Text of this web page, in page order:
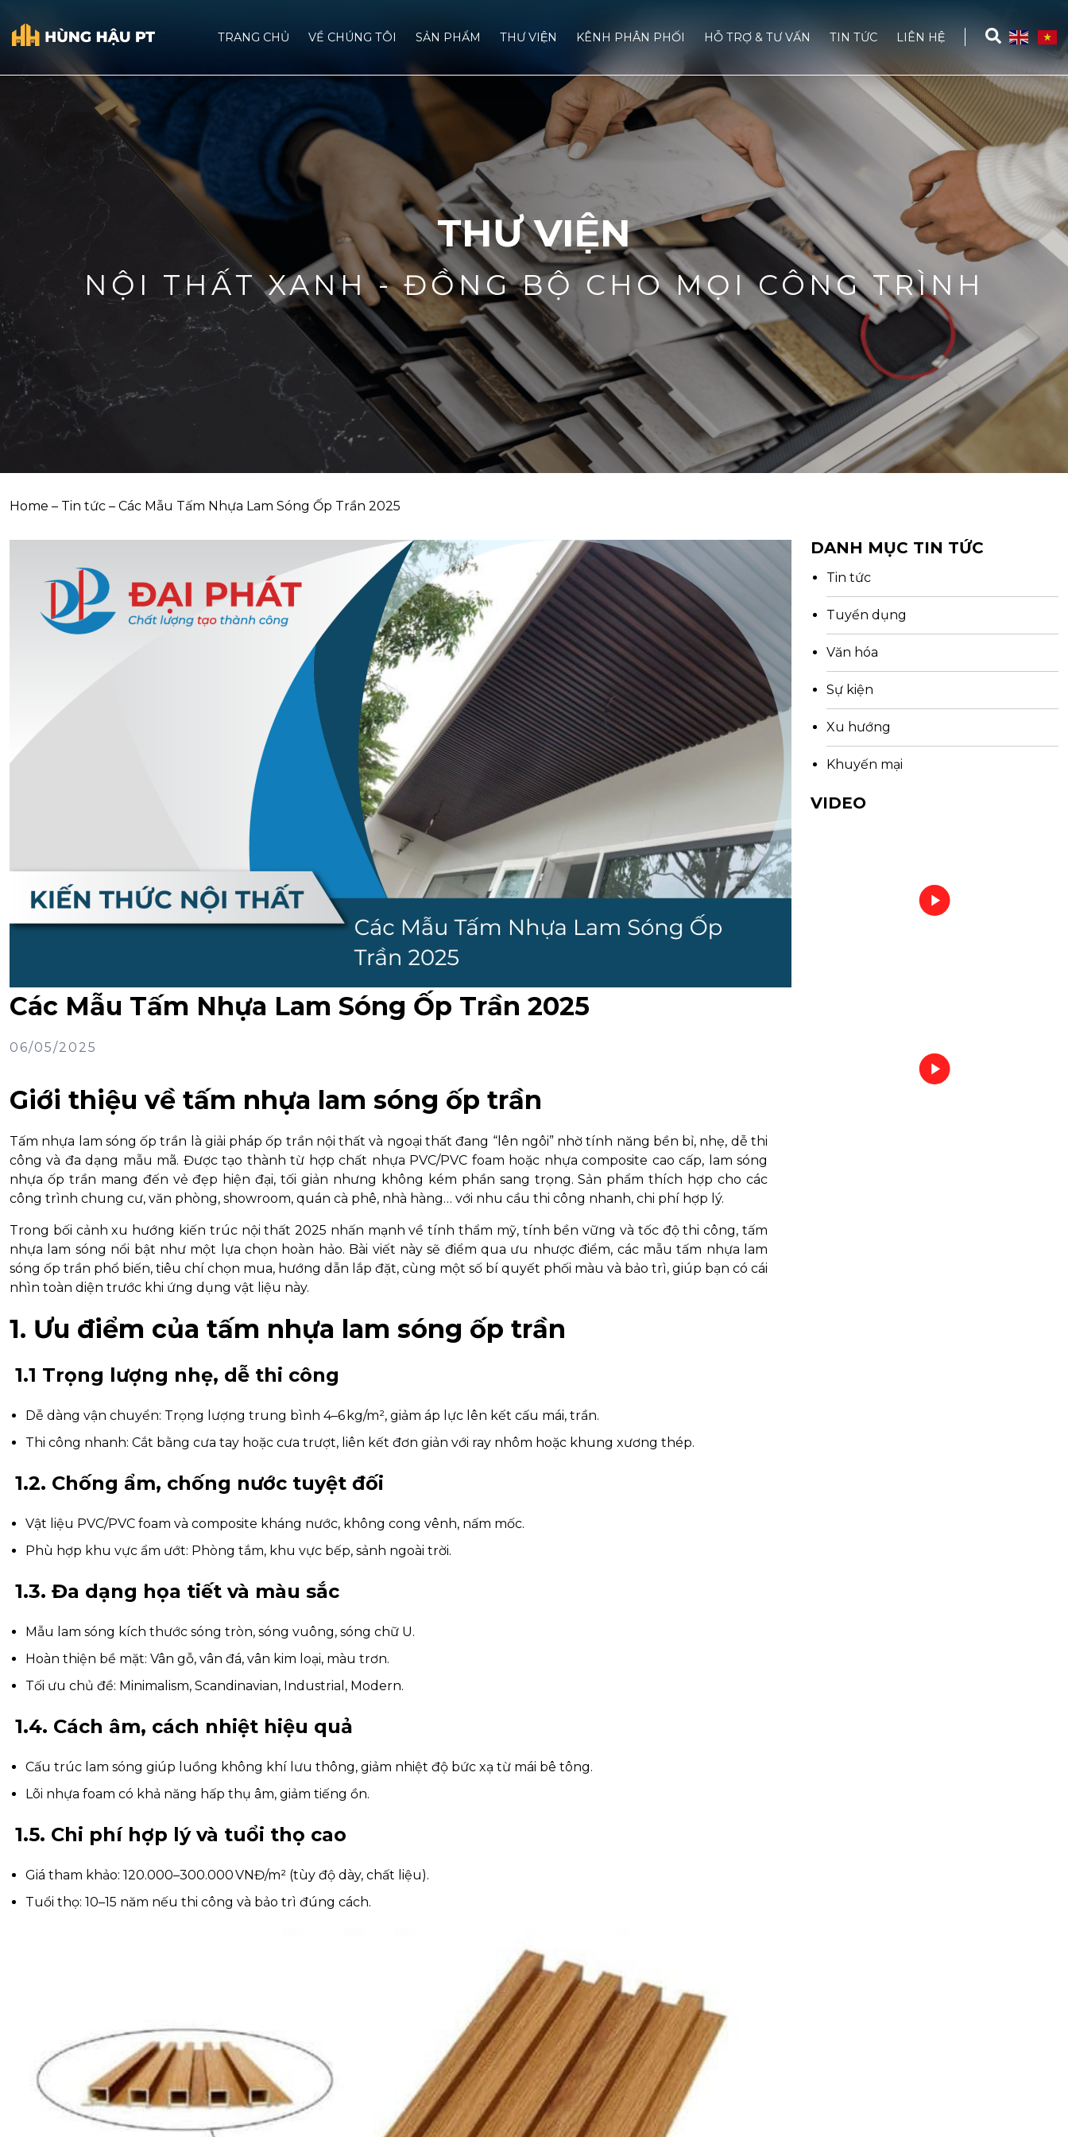
TRANG CHỦ VỀ CHÚNG TÔI SẢN PHẨM THƯ VIỆN KÊNH PHÂN PHỐI HỖ TRỢ & TƯ VẤN TIN TỨC LIÊN HỆ
THƯ VIỆN
NỘI THẤT XANH - ĐỒNG BỘ CHO MỌI CÔNG TRÌNH
Home – Tin tức – Các Mẫu Tấm Nhựa Lam Sóng Ốp Trần 2025
Các Mẫu Tấm Nhựa Lam Sóng Ốp Trần 2025
06/05/2025
Giới thiệu về tấm nhựa lam sóng ốp trần
Tấm nhựa lam sóng ốp trần là giải pháp ốp trần nội thất và ngoại thất đang “lên ngôi” nhờ tính năng bền bỉ, nhẹ, dễ thi
công và đa dạng mẫu mã. Được tạo thành từ hợp chất nhựa PVC/PVC foam hoặc nhựa composite cao cấp, lam sóng
nhựa ốp trần mang đến vẻ đẹp hiện đại, tối giản nhưng không kém phần sang trọng. Sản phẩm thích hợp cho các
công trình chung cư, văn phòng, showroom, quán cà phê, nhà hàng… với nhu cầu thi công nhanh, chi phí hợp lý.
Trong bối cảnh xu hướng kiến trúc nội thất 2025 nhấn mạnh về tính thẩm mỹ, tính bền vững và tốc độ thi công, tấm
nhựa lam sóng nổi bật như một lựa chọn hoàn hảo. Bài viết này sẽ điểm qua ưu nhược điểm, các mẫu tấm nhựa lam
sóng ốp trần phổ biến, tiêu chí chọn mua, hướng dẫn lắp đặt, cùng một số bí quyết phối màu và bảo trì, giúp bạn có cái
nhìn toàn diện trước khi ứng dụng vật liệu này.
1. Ưu điểm của tấm nhựa lam sóng ốp trần
1.1 Trọng lượng nhẹ, dễ thi công
Dễ dàng vận chuyển: Trọng lượng trung bình 4–6 kg/m², giảm áp lực lên kết cấu mái, trần.
Thi công nhanh: Cắt bằng cưa tay hoặc cưa trượt, liên kết đơn giản với ray nhôm hoặc khung xương thép.
1.2. Chống ẩm, chống nước tuyệt đối
Vật liệu PVC/PVC foam và composite kháng nước, không cong vênh, nấm mốc.
Phù hợp khu vực ẩm ướt: Phòng tắm, khu vực bếp, sảnh ngoài trời.
1.3. Đa dạng họa tiết và màu sắc
Mẫu lam sóng kích thước sóng tròn, sóng vuông, sóng chữ U.
Hoàn thiện bề mặt: Vân gỗ, vân đá, vân kim loại, màu trơn.
Tối ưu chủ đề: Minimalism, Scandinavian, Industrial, Modern.
1.4. Cách âm, cách nhiệt hiệu quả
Cấu trúc lam sóng giúp luồng không khí lưu thông, giảm nhiệt độ bức xạ từ mái bê tông.
Lõi nhựa foam có khả năng hấp thụ âm, giảm tiếng ồn.
1.5. Chi phí hợp lý và tuổi thọ cao
Giá tham khảo: 120.000–300.000 VNĐ/m² (tùy độ dày, chất liệu).
Tuổi thọ: 10–15 năm nếu thi công và bảo trì đúng cách.
DANH MỤC TIN TỨC
Tin tức
Tuyển dụng
Văn hóa
Sự kiện
Xu hướng
Khuyến mại
VIDEO